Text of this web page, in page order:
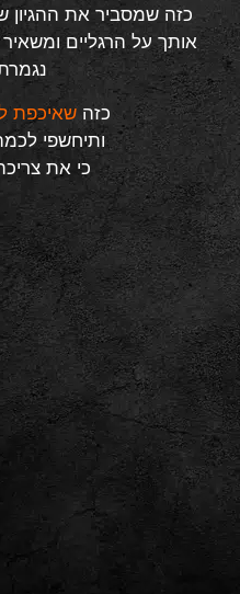
כזה שמסביר את
אותך על הרגליים
כזהשאיכפת
ותיחשפי
כי את